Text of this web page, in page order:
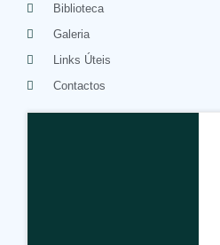
Biblioteca
Galeria
Links Úteis
Contactos